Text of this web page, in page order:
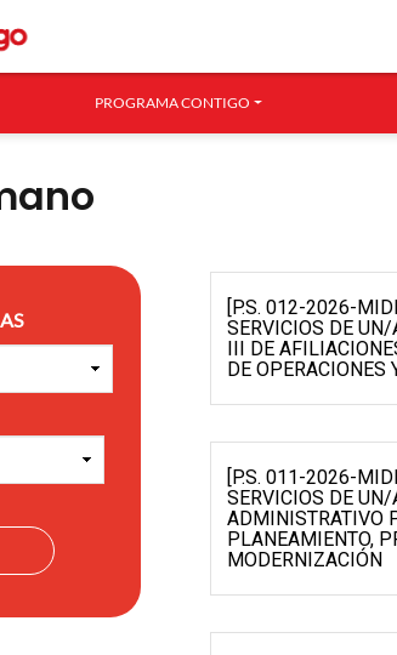
PROGRAMA CONTIGO
[P.S. 012-2026-
SERVICIOS DE
III DE
DE OPERACIONES
[P.S. 011-2026-
SERVICIOS DE
ADMINISTRATIVO
PLANEAMIENTO,
MODERNIZACIÓN